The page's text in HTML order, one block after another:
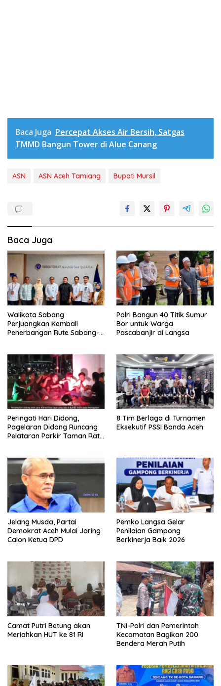
Baca Juga Percepat Akses Air Bersih, Satgas
TMMD Bangun Tower di Alue Canang
ASN ASN Aceh Tamiang Bupati Mursil
Baca Juga
Walikota Sabang
Perjuangkan Kembali
Penerbangan Rute Sabang-
Polri Bangun 40 Titik Sumur
Bor untuk Warga
Pascabanjir di Langsa
Peringati Hari Didong,
Pagelaran Didong Runcang
Pelataran Parkir Taman Ratu
8 Tim Berlaga di Turnamen
Eksekutif PSSI Banda Aceh
Jelang Musda, Partai
Demokrat Aceh Mulai Jaring
Calon Ketua DPD
Pemko Langsa Gelar
Penilaian Gampong
Berkinerja Baik 2026
Camat Putri Betung akan
Meriahkan HUT ke 81 RI
TNI-Polri dan Pemerintah
Kecamatan Bagikan 200
Bendera Merah Putih